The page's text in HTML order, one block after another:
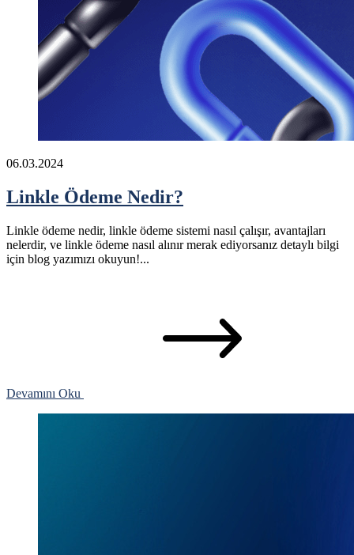
06.03.2024
Linkle Ödeme Nedir?
Linkle ödeme nedir, linkle ödeme sistemi nasıl çalışır, avantajları
nelerdir, ve linkle ödeme nasıl alınır merak ediyorsanız detaylı bilgi
için blog yazımızı okuyun!...
Devamını Oku